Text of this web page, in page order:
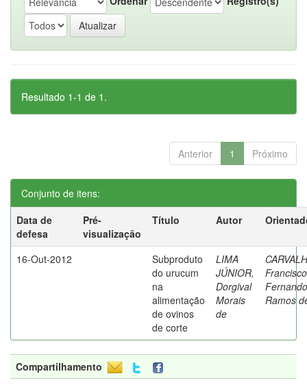
Resultado 1-1 de 1.
Anterior 1 Próximo
Conjunto de itens:
Data de
defesa
Pré-
visualização
Título Autor
16-Out-2012
Subproduto
do urucum
na
alimentação
de ovinos
de corte
LIMA
JÚNIOR,
Dorgival
Morais
de
Francisco
Fernando
Ramos
Compartilhamento